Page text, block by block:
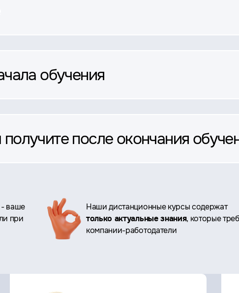
обучения
после окончания
- ваше
при
Наши дистанционные курсы содержат
только актуальные знания, которые
компании-работодатели